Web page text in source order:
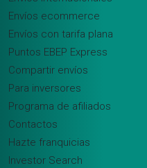
Envíos ecommerce
Envíos con tarifa plana
Puntos EBEP Express
Compartir envíos
Para inversores
Programa de afiliados
Contactos
Hazte franquicias
Investor Search